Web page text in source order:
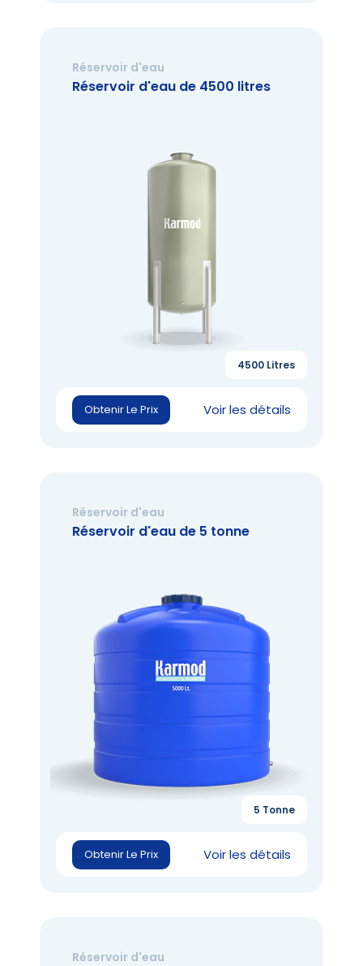
Réservoir d'eau
Réservoir d'eau de 4500 litres
Obtenir Le Prix Voir les détails
4500 Litres
Réservoir d'eau
Réservoir d'eau de 5 tonne
Obtenir Le Prix Voir les détails
5 Tonne
Réservoir d'eau